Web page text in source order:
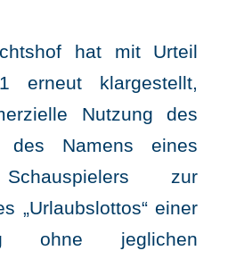
hat mit Urteil
erneut klargestellt,
Nutzung des
des Namens eines
zur
„Urlaubslottos“ einer
ohne jeglichen